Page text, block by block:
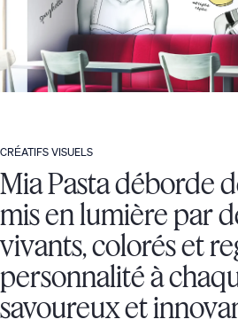
CRÉATIFS VISUELS
Mia Pasta déborde
mis en lumière par
vivants, colorés et
personnalité à
savoureux et